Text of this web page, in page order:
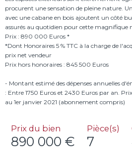
procurent une sensation de pleine nature.
avec une cabane en bois ajoutent un côté
assurés au quotidien pour cette magnifique
Prix : 890 000 Euros *
*Dont Honoraires 5 % TTC à la charge de
prix net vendeur
Prix hors honoraires : 845 500 Euros
- Montant estimé des dépenses annuelles
: Entre 1750 Euros et 2430 Euros par an.
Prix du bien
890 000 €
Pièce(s)
7